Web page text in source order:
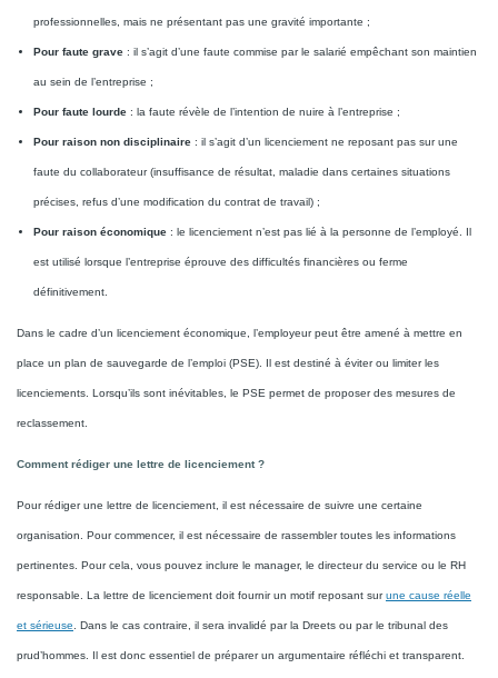
professionnelles, mais ne présentant pas une gravité importante ;
Pour faute grave : il s’agit d’une faute commise par le salarié empêchant son maintien
au sein de l’entreprise ;
Pour faute lourde : la faute révèle de l’intention de nuire à l’entreprise ;
Pour raison non disciplinaire : il s’agit d’un licenciement ne reposant pas sur une
faute du collaborateur (insuffisance de résultat, maladie dans certaines situations
précises, refus d’une modification du contrat de travail) ;
Pour raison économique : le licenciement n’est pas lié à la personne de l’employé. Il
est utilisé lorsque l’entreprise éprouve des difficultés financières ou ferme
définitivement.
Dans le cadre d’un licenciement économique, l’employeur peut être amené à mettre en
place un plan de sauvegarde de l’emploi (PSE). Il est destiné à éviter ou limiter les
licenciements. Lorsqu’ils sont inévitables, le PSE permet de proposer des mesures de
reclassement.
Comment rédiger une lettre de licenciement ?
Pour rédiger une lettre de licenciement, il est nécessaire de suivre une certaine
organisation. Pour commencer, il est nécessaire de rassembler toutes les informations
pertinentes. Pour cela, vous pouvez inclure le manager, le directeur du service ou le RH
responsable. La lettre de licenciement doit fournir un motif reposant surune cause réelle
et sérieuse . Dans le cas contraire, il sera invalidé par la Dreets ou par le tribunal des
prud’hommes. Il est donc essentiel de préparer un argumentaire réfléchi et transparent.